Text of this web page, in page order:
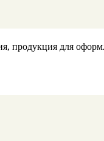
продукция для